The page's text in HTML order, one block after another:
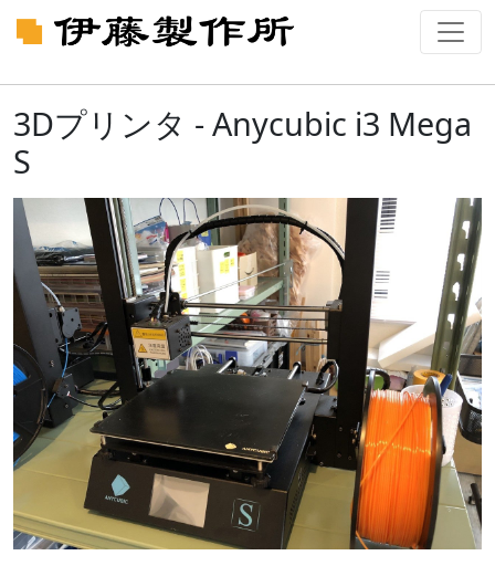
3Dプリンタ - Anycubic i3 Mega
S